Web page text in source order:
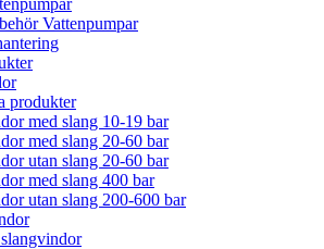
Vattenpumpar
produkter
med slang 10-19 bar
med slang 20-60 bar
utan slang 20-60 bar
med slang 400 bar
utan slang 200-600 bar